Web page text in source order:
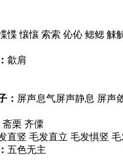
惵 懹懹 索索 伈伈 鳃鳃 觫
歙肩
： 屏声息气屏声静息 屏声
斋栗 齐僳
直竖 毛发直立 毛发惧竖
五色无主